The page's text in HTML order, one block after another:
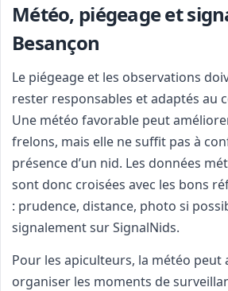
Météo, piégeage et
Besançon
Le piégeage et les observations
rester responsables et adaptés au
Une météo favorable peut
frelons, mais elle ne suffit pas à
présence d’un nid. Les données
sont donc croisées avec les bons
: prudence, distance, photo si
signalement sur SignalNids.
Pour les apiculteurs, la météo peut
organiser les moments de